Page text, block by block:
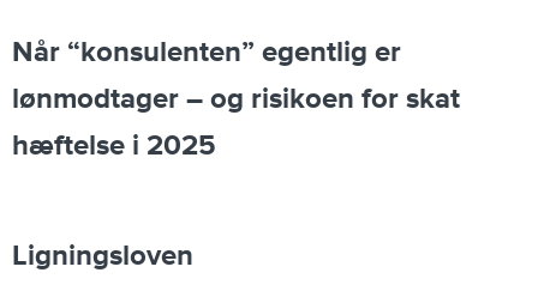
Når “konsulenten” egentlig er
lønmodtager – og risikoen for skat
hæftelse i 2025
Ligningsloven